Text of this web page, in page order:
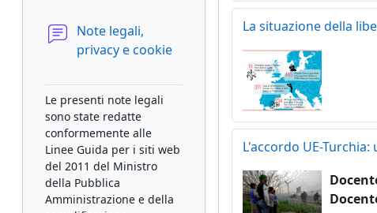
La situazione della
L'accordo UE-
Note legali,
privacy e cookieForum
Le presenti note legali
sono state redatte
conformemente alle
Linee Guida per i siti web
del 2011 del Ministro
della Pubblica
Amministrazione e della